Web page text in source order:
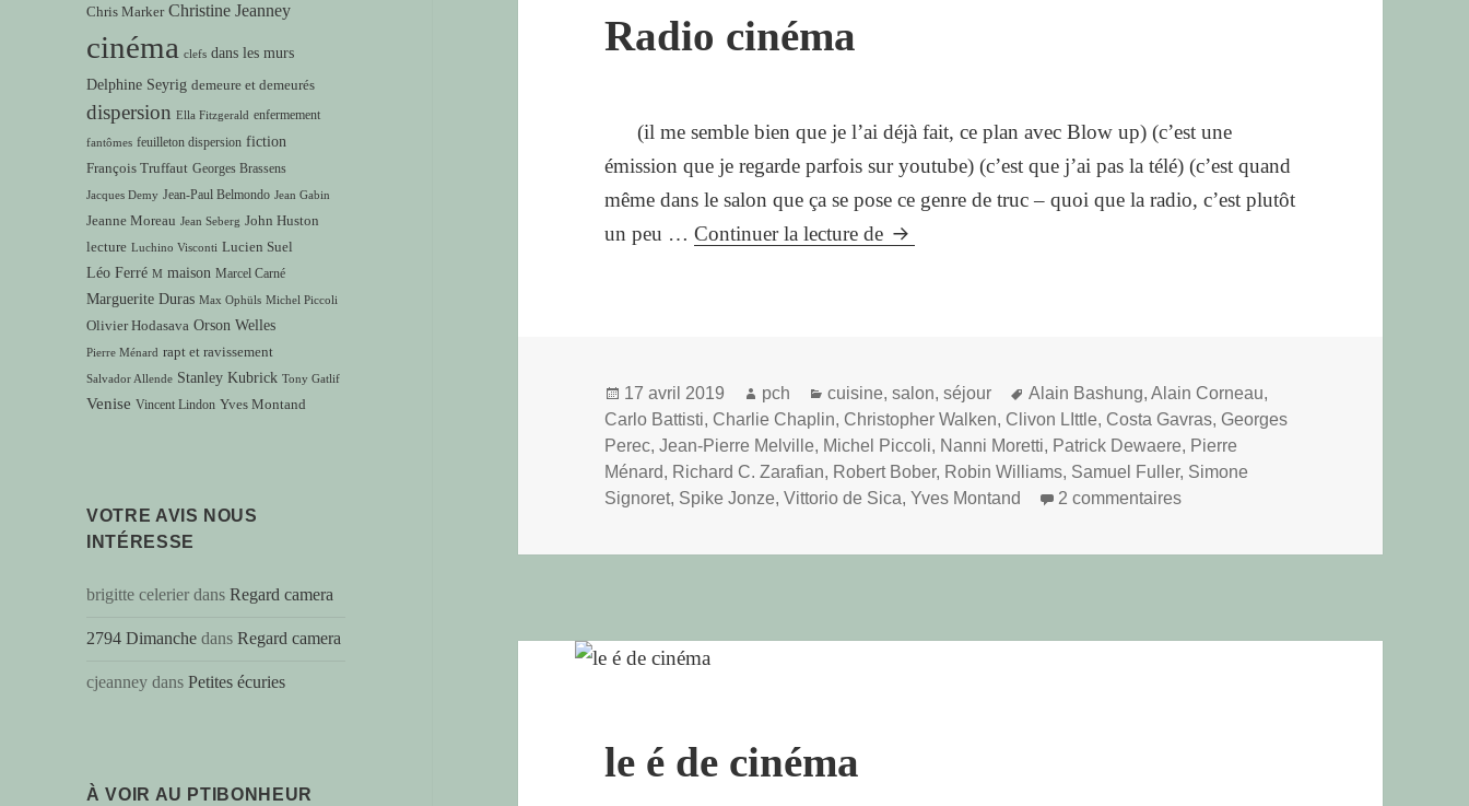
Chris Marker Christine Jeanney
cinéma clefs dans les murs
Delphine Seyrig demeure et demeurés
dispersion Ella Fitzgerald enfermement
fantômes feuilleton dispersion fiction
François Truffaut Georges Brassens
Jacques Demy Jean-Paul Belmondo Jean Gabin
Jeanne Moreau Jean Seberg John Huston
lecture Luchino Visconti Lucien Suel
Léo Ferré M maison Marcel Carné
Marguerite Duras Max Ophüls Michel Piccoli
Olivier Hodasava Orson Welles
Pierre Ménard rapt et ravissement
Salvador Allende Stanley Kubrick Tony Gatlif
Venise Vincent Lindon Yves Montand
VOTRE AVIS NOUS
INTÉRESSE
brigitte celerier dansRegard camera
2794 Dimanche dansRegard camera
cjeanney dansPetites écuries
À VOIR AU PTIBONHEUR
Radio cinéma
(il me semble bien que je l’ai déjà fait, ce plan avec Blow up) (c’est une
émission que je regarde parfois sur youtube) (c’est que j’ai pas la télé) (c’est quand
même dans le salon que ça se pose ce genre de truc – quoi que la radio, c’est plutôt
un peu …Continuer la lecture de Radio
Publié
le
17 avril 2019 Auteur
pch Catégories
cuisine,salon,séjour
Mots-
clés
Alain Bashung,Alain Corneau,
Carlo Battisti, Charlie Chaplin, Christopher Walken, Clivon LIttle, Costa Gavras, Georges
Perec,Jean-Pierre Melville, Michel Piccoli, Nanni Moretti, Patrick Dewaere, Pierre
Ménard, Richard C. Zarafian, Robert Bober, Robin Williams, Samuel Fuller, Simone
Signoret, Spike Jonze,Vittorio de Sica,Yves Montand 2 commentairessur Radio cinéma
le é de cinéma